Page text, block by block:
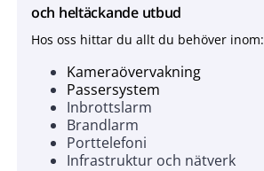
och heltäckande utbud
Hos oss hittar du allt du behöver inom:
Kameraövervakning
Passersystem
Inbrottslarm
Brandlarm
Porttelefoni
Infrastruktur och nätverk